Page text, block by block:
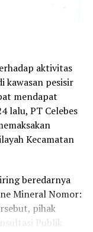
dan tanpa
menepis
pilih dalam
Pohuwato.
telah
pihak yang
tersebut,
Sesuai kode etik
tetap terbuka
aktivitas
kawasan pesisir
mendapat
lalu, PT Celebes
Kecamatan
beredarnya
Mineral Nomor:
pihak
Publik